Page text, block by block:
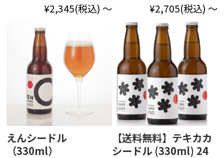
¥2,345(税込) ～ ¥2,705(税込) ～
えんシードル
（330ml）
【送料無料】テキカカ
シードル (330ml) 24